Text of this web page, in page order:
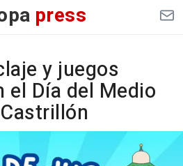
press
y juegos
el Día del Medio